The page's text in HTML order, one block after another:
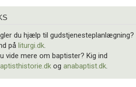
du hjælp til gudstjenesteplanlægning?
på liturgi.dk
vide mere om baptister? Kig ind
og anabaptist.dk